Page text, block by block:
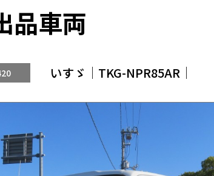
品車両
いすゞ│TKG-NPR85AR│